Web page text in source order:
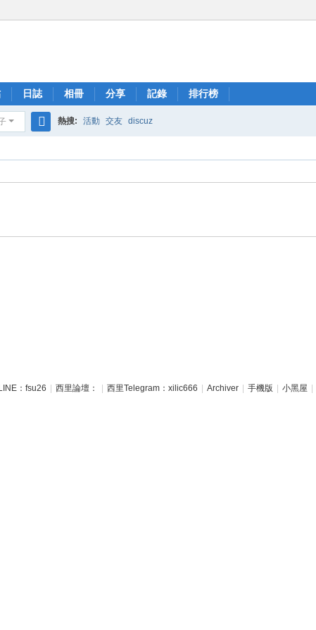
日誌 相冊 分享 記錄 排行榜
索
熱搜: 活動 交友 discuz
：fsu26 西里論壇： 西里Telegram：xilic666 Archiver 手機版 小黑屋